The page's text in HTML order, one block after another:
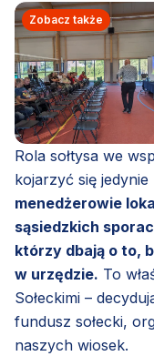
Zobacz także
Rola sołtysa we
kojarzyć się
menedżerowie
sąsiedzkich
którzy dbają o to,
w urzędzie. To
Sołeckimi –
fundusz sołecki,
naszych wiosek.